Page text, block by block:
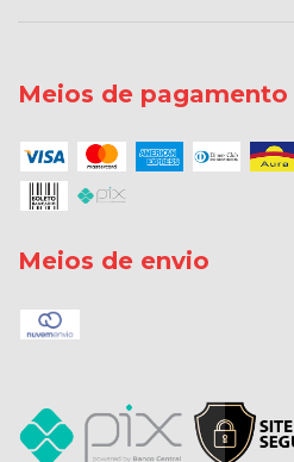
Meios de pagamento
Meios de envio